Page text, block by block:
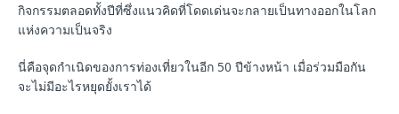
กิจกรรมตลอดทั้งปีที่ซึ่งแนวคิดที่โดดเด่นจะกลายเป็นทางออกในโลก
แห่งความเป็นจริง
นี่คือจุดกำเนิดของการท่องเที่ยวในอีก 50 ปีข้างหน้า เมื่อร่วมมือกัน
จะไม่มีอะไรหยุดยั้งเราได้